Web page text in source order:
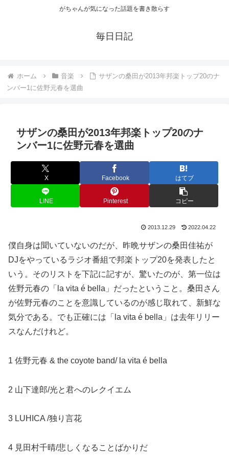
がちゃんが気になった話題を書き散らす
毎日日記
ホーム 音楽
サザンの桑田が2013年邦楽トップ20のナ
ンバー1に佐野元春を選曲
サザンの桑田が2013年邦楽トップ20のナ
ンバー1に佐野元春を選曲
X Facebook はてブ
LINE Pinterest コピー
2013.12.29 2022.04.22
僕自身は聞いていないのだが、昨晩サザンの桑田佳祐が
DJをやっているラジオ番組で邦楽トップ20を発表したと
いう。そのリストを下記に記すが、驚いたのが、第一位は
佐野元春の「la vita é bella」だったということ。桑田さん
が佐野元春のことを意識しているのが感じ取れて、新鮮な
気分である。でも正確には「la vita é bella」は去年リリー
スなんだけれど。
1 佐野元春 & the coyote band/ la vita é bella
2 山下達郎/光と君へのレクイエム
3 LUHICA /独り言花
4 見田村千晴/悲しくなることばかりだ